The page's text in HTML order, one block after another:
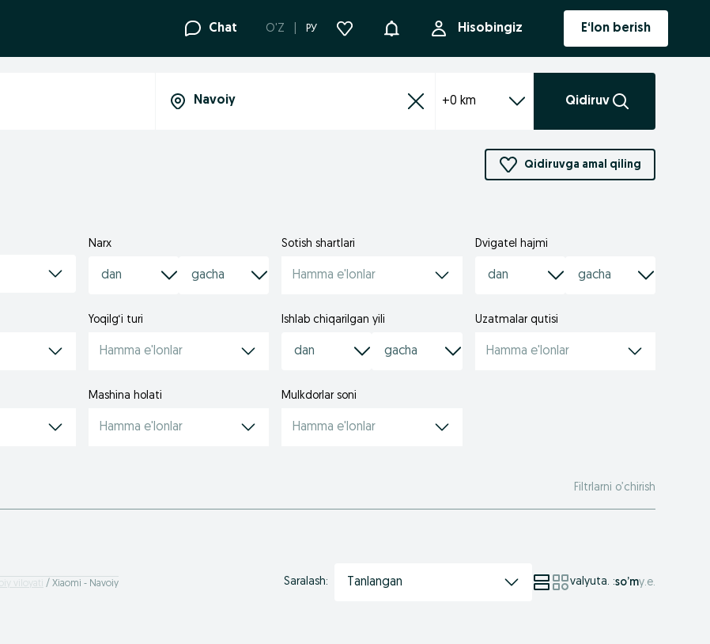
Chat O'Z РУ Bildirishnoma Hisobingiz E‘lon berish
+0 km Qidiruv
Qidiruvga amal qiling
Narx Sotish shartlari
Hamma e'lonlar
Dvigatel hajmi
Yoqilg‘i turi
Hamma e'lonlar
Ishlab chiqarilgan yili Uzatmalar qutisi
Hamma e'lonlar
Mashina holati
Hamma e'lonlar
Mulkdorlar soni
Hamma e'lonlar
Filtrlarni o’chirish
viloyati Xiaomi - Navoiy Saralash: Tanlangan valyuta. :so’mу.е.